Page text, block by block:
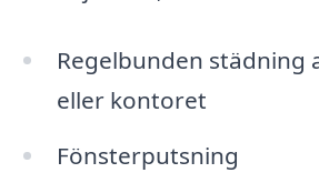
Regelbunden städning
eller kontoret
Fönsterputsning